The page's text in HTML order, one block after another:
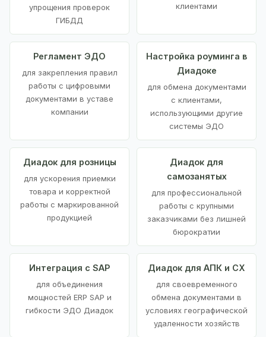
упрощения проверок
ГИБДД
клиентами
Регламент ЭДО
для закрепления правил
работы с цифровыми
документами в уставе
компании
Настройка роуминга в
Диадоке
для обмена документами
с клиентами,
использующими другие
системы ЭДО
Диадок для розницы
для ускорения приемки
товара и корректной
работы с маркированной
продукцией
Диадок для
самозанятых
для профессиональной
работы с крупными
заказчиками без лишней
бюрократии
Интеграция с SAP
для объединения
мощностей ERP SAP и
гибкости ЭДО Диадок
Диадок для АПК и СХ
для своевременного
обмена документами в
условиях географической
удаленности хозяйств